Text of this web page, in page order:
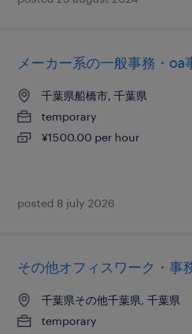
メーカー系の一般事務・oa
千葉県船橋市, 千葉県
temporary
¥1500.00 per hour
posted 8 july 2026
その他オフィスワーク・事
千葉県その他千葉県, 千葉県
temporary